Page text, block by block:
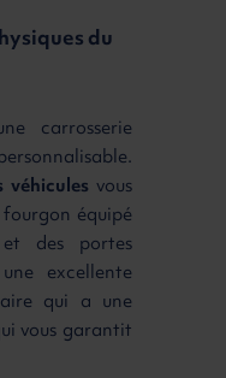
du
carrosserie
vous
équipé
des portes
excellente
qui a une
vous garantit